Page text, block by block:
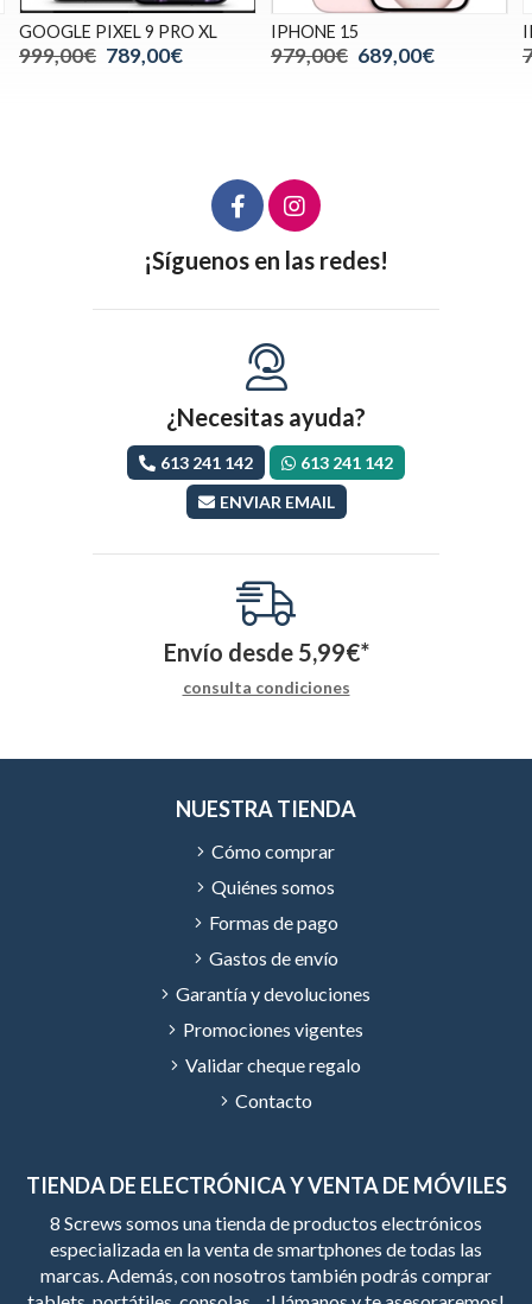
IPHONE 15
979,00€ 689,00€
IPHONE 16
799,00€ 699,00€
¡Síguenos en las redes!
¿Necesitas ayuda?
613 241 142
613 241 142
ENVIAR EMAIL
Envío desde 5,99€*
consulta condiciones
TIENDA DE ELECTRÓNICA Y VENTA DE MÓVILES
8 Screws somos una tienda de productos electrónicos
especializada en la venta de smartphones de todas las
marcas. Además, con nosotros también podrás comprar
NUESTRA TIENDA
Cómo comprar
Quiénes somos
Formas de pago
Gastos de envío
Garantía y devoluciones
Promociones vigentes
Validar cheque regalo
Contacto